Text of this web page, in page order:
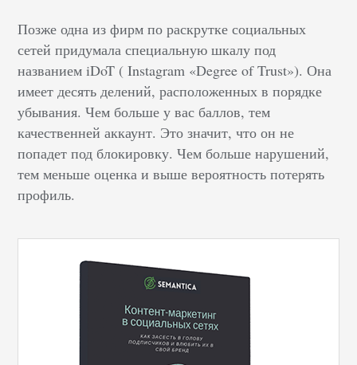
Позже одна из фирм по раскрутке социальных
сетей придумала специальную шкалу под
названием iDoT ( Instagram «Degree of Trust»). Она
имеет десять делений, расположенных в порядке
убывания. Чем больше у вас баллов, тем
качественней аккаунт. Это значит, что он не
попадет под блокировку. Чем больше нарушений,
тем меньше оценка и выше вероятность потерять
профиль.